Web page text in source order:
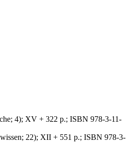
4); XV + 322 p.; ISBN 978-3-11-
22); XII + 551 p.; ISBN 978-3-